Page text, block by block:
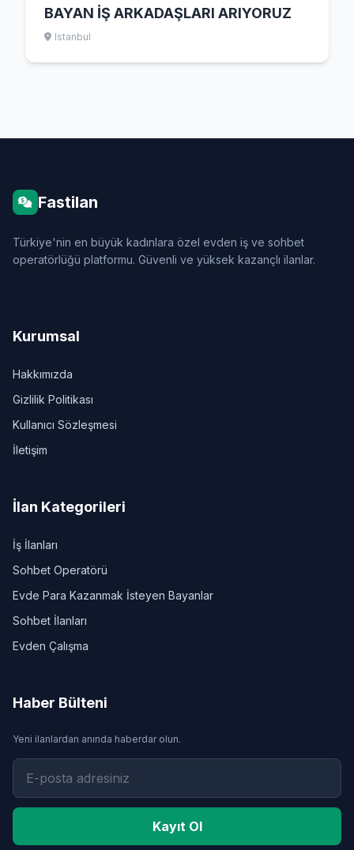
BAYAN İŞ ARKADAŞLARI ARIYORUZ
Istanbul
Fastilan
Türkiye'nin en büyük kadınlara özel evden iş ve sohbet
operatörlüğü platformu. Güvenli ve yüksek kazançlı ilanlar.
Kurumsal
Hakkımızda
Gizlilik Politikası
Kullanıcı Sözleşmesi
İletişim
İlan Kategorileri
İş İlanları
Sohbet Operatörü
Evde Para Kazanmak İsteyen Bayanlar
Sohbet İlanları
Evden Çalışma
Haber Bülteni
Yeni ilanlardan anında haberdar olun.
Kayıt Ol